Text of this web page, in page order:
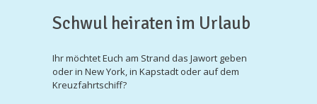
Schwul heiraten im Urlaub
Ihr möchtet Euch am Strand das Jawort geben
oder in New York, in Kapstadt oder auf dem
Kreuzfahrtschiff?